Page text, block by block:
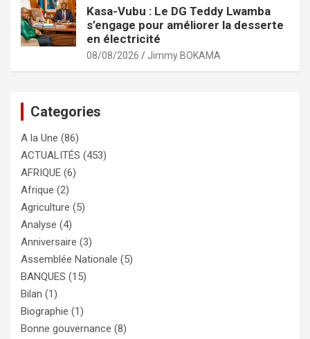
Kasa-Vubu : Le DG Teddy Lwamba
s’engage pour améliorer la desserte
en électricité
08/08/2026 Jimmy BOKAMA
Categories
A la Une (86)
ACTUALITÉS (453)
AFRIQUE (6)
Afrique (2)
Agriculture (5)
Analyse (4)
Anniversaire (3)
Assemblée Nationale (5)
BANQUES (15)
Bilan (1)
Biographie (1)
Bonne gouvernance (8)